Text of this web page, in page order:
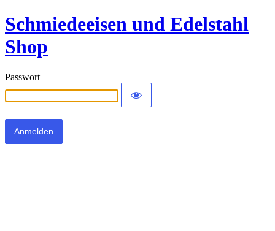
Schmiedeeisen und Edelstahl
Shop
Passwort